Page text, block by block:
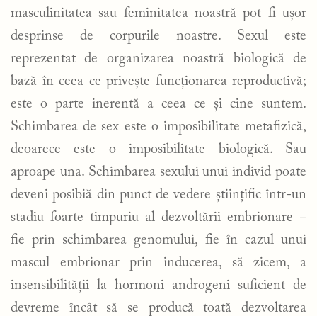
masculinitatea sau feminitatea noastră pot fi ușor
desprinse de corpurile noastre. Sexul este
reprezentat de organizarea noastră biologică de
bază în ceea ce privește funcționarea reproductivă;
este o parte inerentă a ceea ce și cine suntem.
Schimbarea de sex este o imposibilitate metafizică,
deoarece este o imposibilitate biologică. Sau
aproape una. Schimbarea sexului unui individ poate
deveni posibiă din punct de vedere științific într-un
stadiu foarte timpuriu al dezvoltării embrionare −
fie prin schimbarea genomului, fie în cazul unui
mascul embrionar prin inducerea, să zicem, a
insensibilității la hormoni androgeni suficient de
devreme încât să se producă toată dezvoltarea